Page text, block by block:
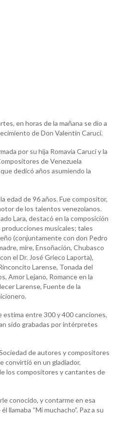
en horas de la mañana se dio a
de Don Valentín Carucí.
por su hija Romavia Carucí y la
de Venezuela
dedicó años asumiendo la
edad de 96 años. Fue compositor,
de los talentos venezolanos.
Lara, destacó en la composición
musicales; tales
(conjuntamente con don Pedro
mire, Ensoñación, Chubasco
el Dr. José Grieco Laporta),
Larense, Tonada del
Amor Lejano, Romance en la
Larense, Fuente de la
estima entre 300 y 400 canciones,
sido grabadas por intérpretes
de autores y compositores
convirtió en un gladiador,
los compositores y cantantes de
conocido, y contarme en esa
llamaba “Mi muchacho”. Paz a su